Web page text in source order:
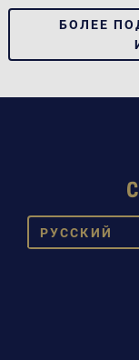
БОЛЕЕ
PУССКИЙ